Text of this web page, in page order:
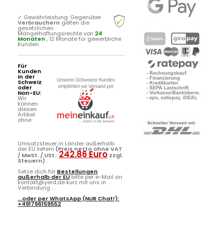
✓ Gewährleistung: Gegenüber
Verbrauchern gelten die
gesetzlichen
Mängelhaftungsrechte von 24
Monaten , 12 Monate für gewerbliche
Kunden.
Für
Kunden
in der
Schweiz
oder
Non-EU:
Wir
können
diesen
Artikel
ohne
Umsatzsteuer in Länder außerhalb
der EU liefern (Preis netto ohne VAT
/ MwSt. / USt.:242.86 Euro zzgl.
Steuern) .
Setze dich für Bestellungen
außerhalb der EUbitte per e-Mail an
kontakt@yerd.de kurz mit uns in
Verbindung ...
...oder perWhatsApp (NUR Chat!):
+491796159552